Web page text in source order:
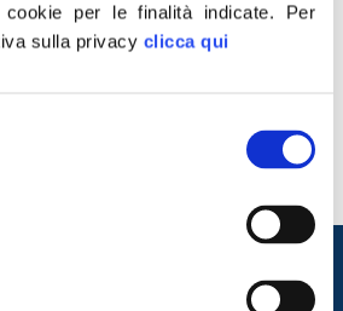
per le finalità indicate. Per
sulla privacy clicca qui
ma in qualche modo
tra quattro suoi
tentativo di minimizzare,
sufficiente. La circostanza è